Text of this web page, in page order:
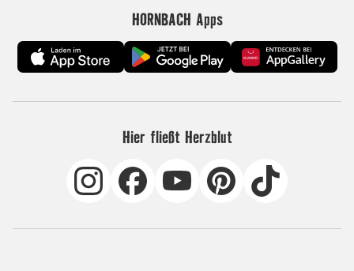
HORNBACH Apps
Hier fließt Herzblut